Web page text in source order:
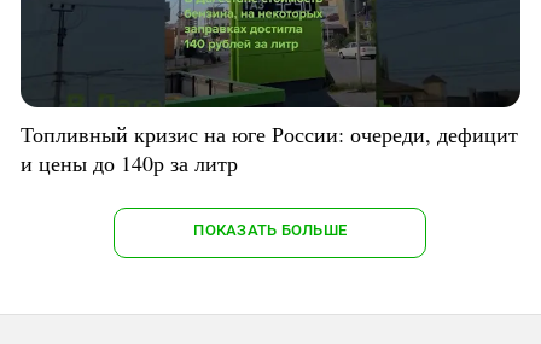
Топливный кризис на юге России: очереди, дефицит
и цены до 140р за литр
ПОКАЗАТЬ БОЛЬШЕ